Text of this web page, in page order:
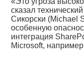
сказал
Сикорски (Michael
особенную
интеграция
Microsoft,